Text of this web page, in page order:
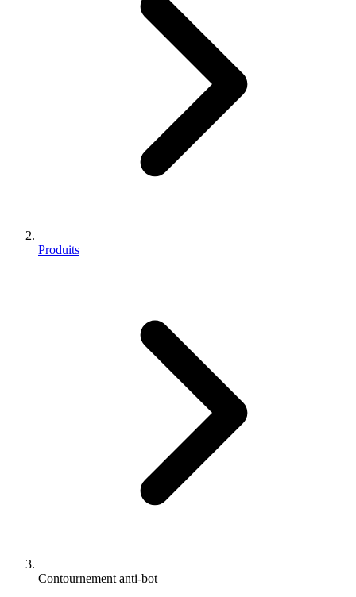
Produits
Contournement anti-bot